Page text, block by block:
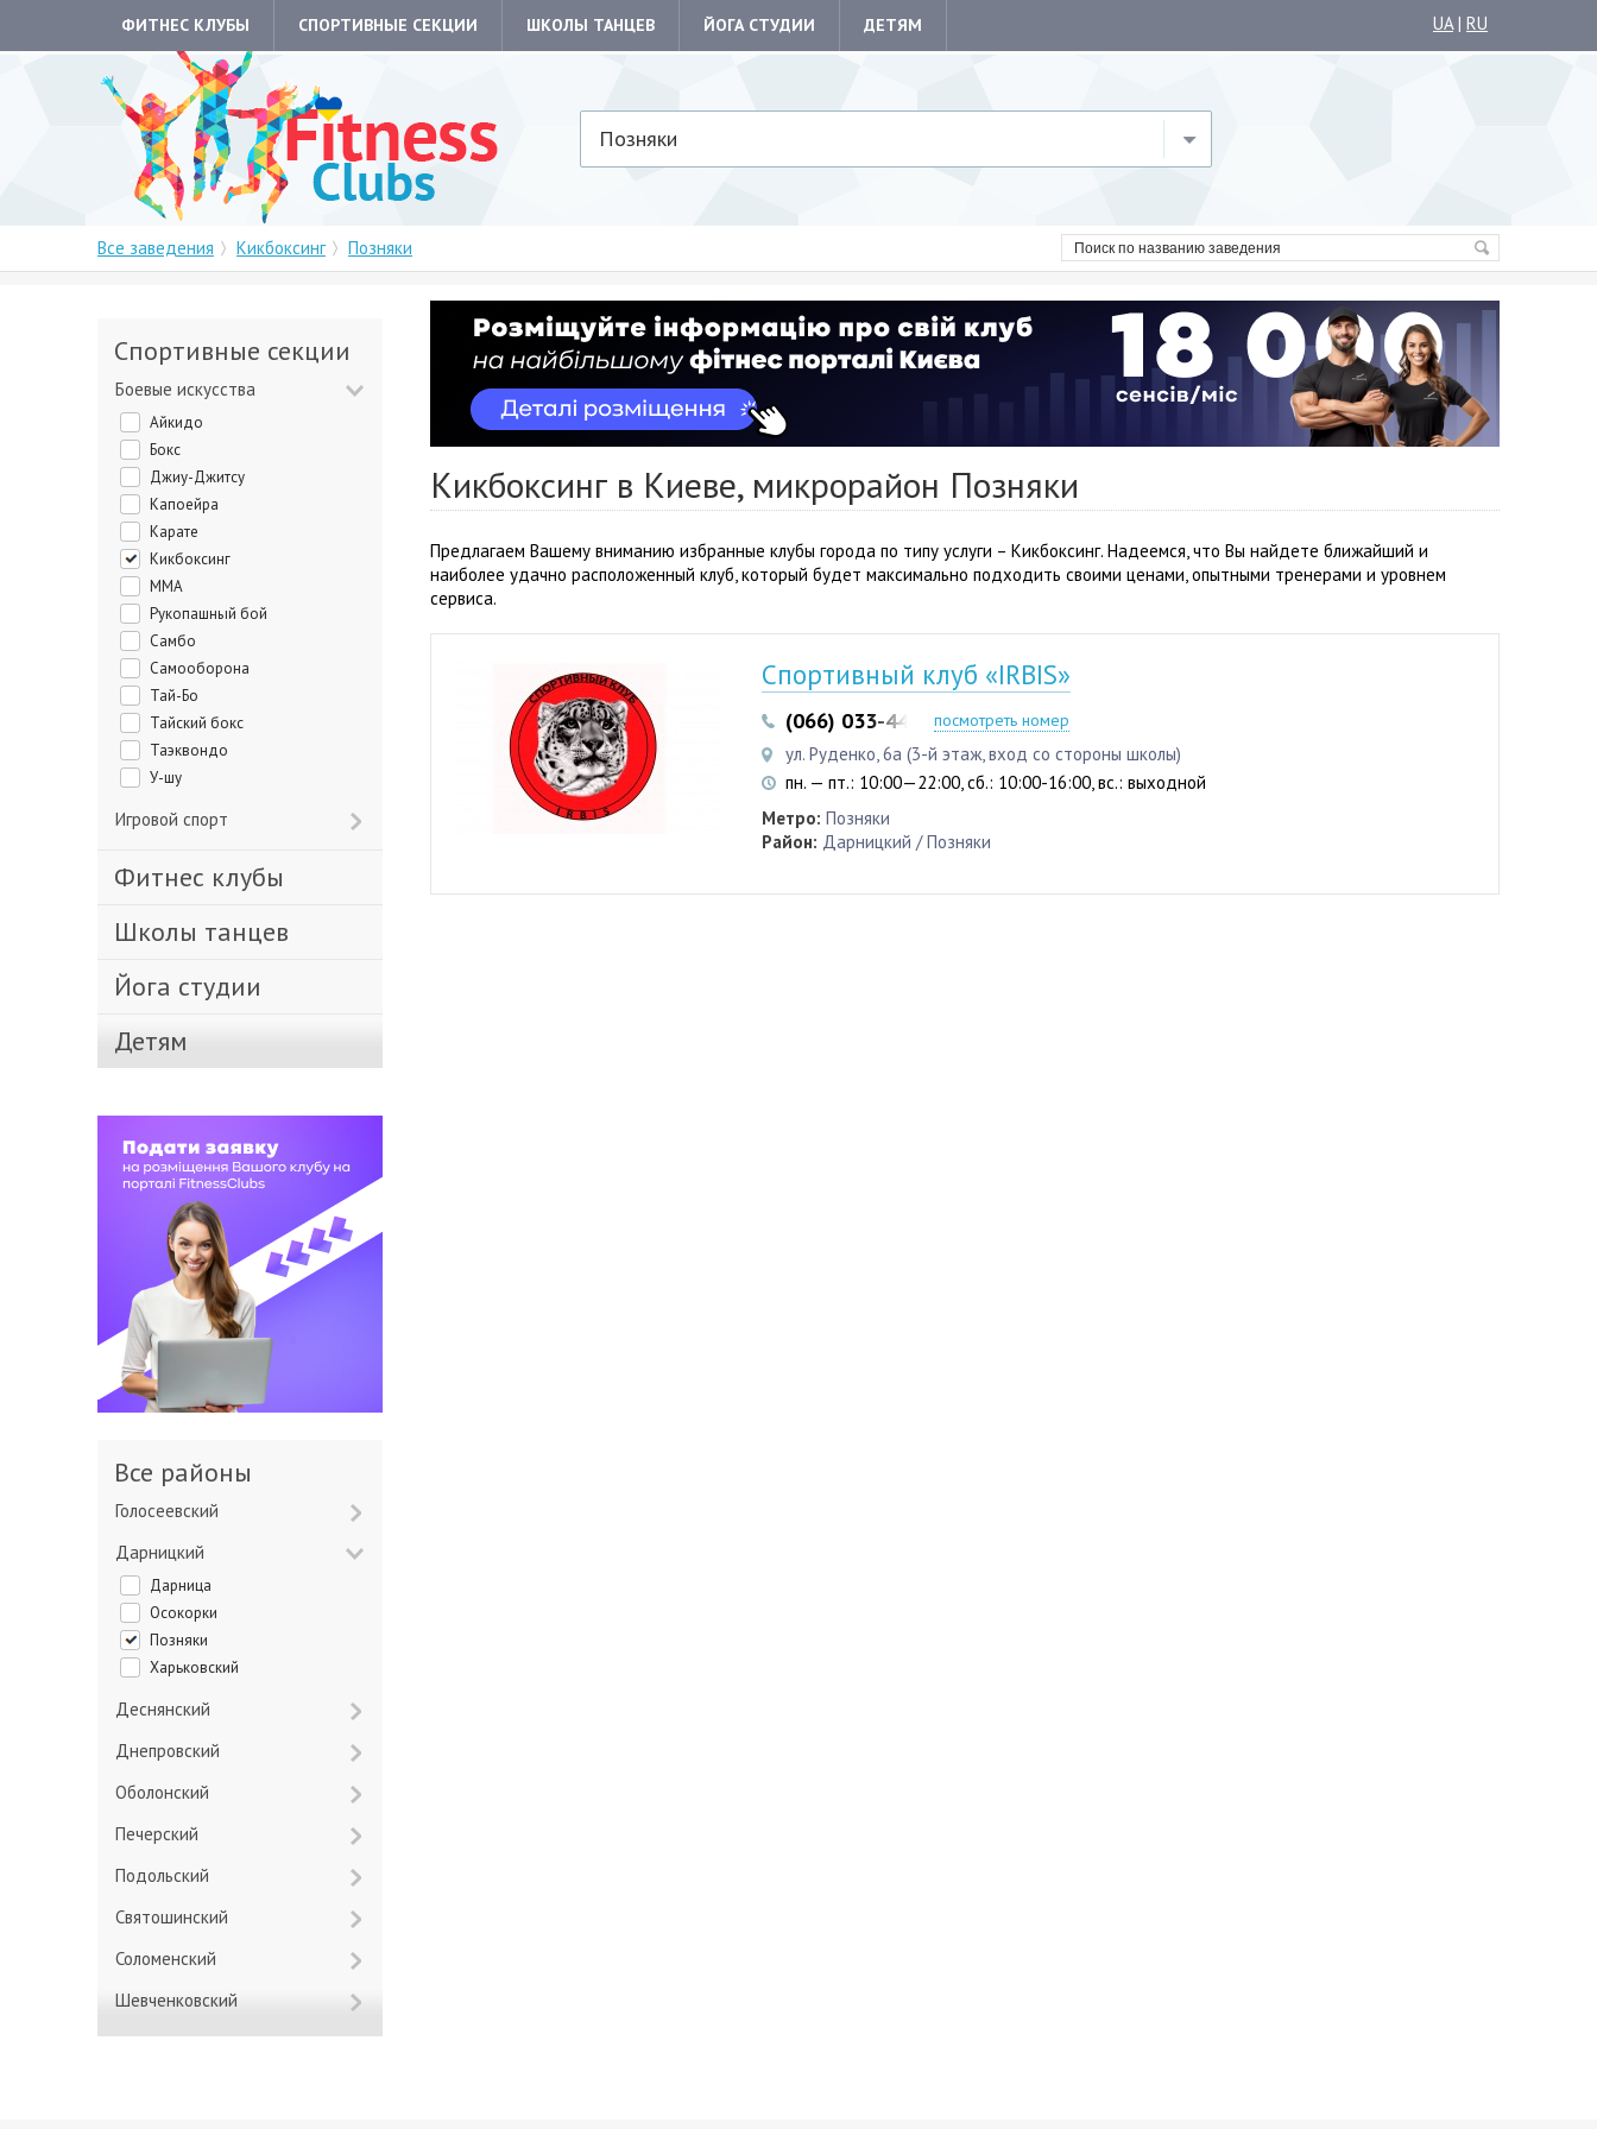
ФИТНЕС КЛУБЫ СПОРТИВНЫЕ СЕКЦИИ ШКОЛЫ ТАНЦЕВ ЙОГА СТУДИИ ДЕТЯМ UA| RU
Позняки
Все заведения Кикбоксинг Позняки
Кикбоксинг в Киеве, микрорайон Позняки
Предлагаем Вашему вниманию избранные клубы города по типу услуги – Кикбоксинг. Надеемся, что Вы найдете ближайший и
наиболее удачно расположенный клуб, который будет максимально подходить своими ценами, опытными тренерами и уровнем
сервиса.
Спортивный клуб «IRBIS»
(066) 033-44-72 (073) 074-06-88
посмотреть номер
ул. Руденко, 6а (3-й этаж, вход со стороны школы)
пн. — пт.: 10:00—22:00, сб.: 10:00-16:00, вс.: выходной
Метро: Позняки
Район: Дарницкий / Позняки
Спортивные секции
Боевые искусства
Айкидо
Бокс
Джиу-Джитсу
Капоейра
Карате
Кикбоксинг
ММА
Рукопашный бой
Самбо
Самооборона
Тай-Бо
Тайский бокс
Таэквондо
У-шу
Игровой спорт
Фитнес клубы
Школы танцев
Йога студии
Детям
Все районы
Голосеевский
Дарницкий
Дарница
Осокорки
Позняки
Харьковский
Деснянский
Днепровский
Оболонский
Печерский
Подольский
Святошинский
Соломенский
Шевченковский